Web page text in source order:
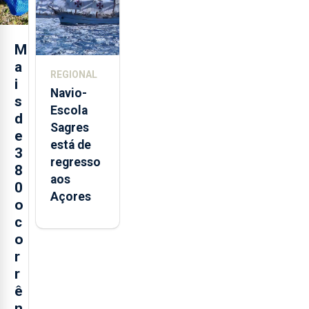
M
a
i
s
d
e
3
8
0
o
c
o
r
r
ê
Sebastião
e cria 30
postos de
REGIONAL
Navio-
Escola
Sagres
está de
regresso
aos
Açores